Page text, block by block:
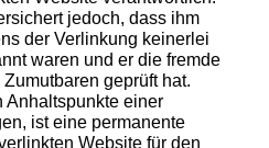
jedoch, dass ihm
der Verlinkung keinerlei
waren und er die fremde
geprüft hat.
Anhaltspunkte einer
ist eine permanente
Website für den